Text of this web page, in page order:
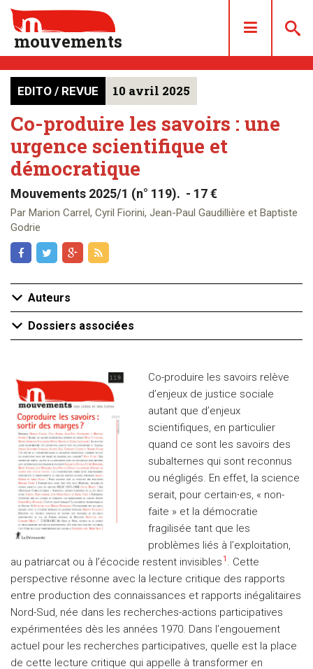
mouvements
DOSSIERS
QUI SOMMES NOUS ?
ACHAT/ABONNEMENT
CONTACT
EDITO / REVUE 10 avril 2025
Co-produire les savoirs : une
urgence scientifique et
démocratique
Mouvements 2025/1 (n° 119). - 17 €
Par Marion Carrel, Cyril Fiorini, Jean-Paul Gaudillière et Baptiste
Godrie
Auteurs
Dossiers associées
Co-produire les savoirs relève
d’enjeux de justice sociale
autant que d’enjeux
scientifiques, en particulier
quand ce sont les savoirs des
subalternes qui sont reconnus
ou négligés. En effet, la science
serait, pour certain∙es, « non-
faite » et la démocratie
fragilisée tant que les
problèmes liés à l’exploitation,
au patriarcat ou à l’écocide restent invisibles1 . Cette
perspective résonne avec la lecture critique des rapports
entre production des connaissances et rapports inégalitaires
Nord-Sud, née dans les recherches-actions participatives
expérimentées dès les années 1970. Dans l’engouement
actuel pour les recherches participatives, quelle est la place
de cette lecture critique qui appelle à transformer en